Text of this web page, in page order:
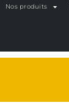
Nos produits